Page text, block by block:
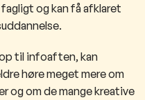
og kan få afklaret
op til infoaften, kan
høre meget mere om
og om de mange kreative